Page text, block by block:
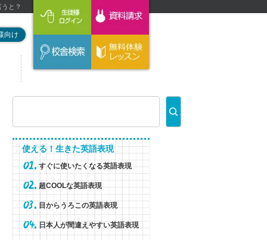
と？
向け
使える！生きた英語表現
すぐに使いたくなる英語表現
超COOLな英語表現
目からうろこの英語表現
日本人が間違えやすい英語表現